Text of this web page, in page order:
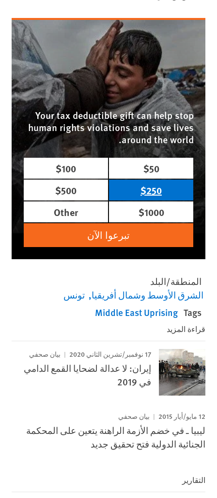
Your tax deductible gift can help stop
human rights violations and save lives
around the world.
$50
$100
$250
$500
$1000
Other
تبرعوا الآن
المنطقة/البلد
الشرق الأوسط وشمال أفريقيا تونس
Tags
Middle East Uprising
قراءة المزيد
17 نوفمبر/تشرين الثاني 2020 بيان صحفي
إيران: لا عدالة لضحايا القمع الدامي
في 2019
12 مايو/أيار 2015 بيان صحفي
ليبيا ـ في خضم الأزمة الراهنة يتعين على المحكمة
الجنائية الدولية فتح تحقيق جديد
التقارير